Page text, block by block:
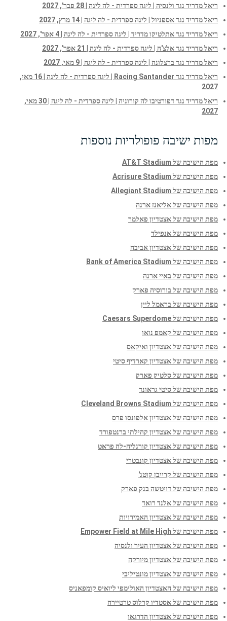
ריאל מדריד נגד ולנסיה | ליגה ספרדית - לה ליגה | 28 פבר', 2027
ריאל מדריד נגד אספניול | ליגה ספרדית - לה ליגה | 14 מרץ, 2027
ריאל מדריד נגד אתלטיקו מדריד | ליגה ספרדית - לה ליגה | 4 אפר', 2027
ריאל מדריד נגד אלצ'ה | ליגה ספרדית - לה ליגה | 21 אפר', 2027
ריאל מדריד נגד ברצלונה | ליגה ספרדית - לה ליגה | 9 מאי, 2027
ריאל מדריד נגד Racing Santander | ליגה ספרדית - לה ליגה | 16 מאי,
2027
ריאל מדריד נגד דפורטיבו לה קורוניה | ליגה ספרדית - לה ליגה | 30 מאי,
2027
מפות ישיבה פופולריות נוספות
מפת הישיבה של AT&T Stadium
מפת הישיבה של Acrisure Stadium
מפת הישיבה של Allegiant Stadium
מפת הישיבה של אליאנז ארנה
מפת הישיבה של אצטדיון פאלמר
מפת הישיבה של אנפילד
מפת הישיבה של אצטדיון אביבה
מפת הישיבה של Bank of America Stadium
מפת הישיבה של באיי ארנה
מפת הישיבה של בורוסיה פארק
מפת הישיבה של בראמל ליין
מפת הישיבה של Caesars Superdome
מפת הישיבה של קאמפ נואו
מפת הישיבה של אצטדיון ואיקאס
מפת הישיבה של אצטדיון קארדיף סיטי
מפת הישיבה של סלטיק פארק
מפת הישיבה של סיטי גראונד
מפת הישיבה של Cleveland Browns Stadium
מפת הישיבה של אצטדיון אלפונסו פרס
מפת הישיבה של אצטדיון קהילתי ברנטפורד
מפת הישיבה של אצטדיון קורנליה-לה פראט
מפת הישיבה של אצטדיון קונבטרי
מפת הישיבה של קרייבן קוטג'
מפת הישיבה של דויטשה בנק פארק
מפת הישיבה של אלנד רואד
מפת הישיבה של אצטדיון האמירויות
מפת הישיבה של Empower Field at Mile High
מפת הישיבה של אצטדיון העיר ולנסיה
מפת הישיבה של אצטדיון מיורקה
מפת הישיבה של אצטדיון מונטיליבי
מפת הישיבה של האצטדיון האולימפי ליואיס קומפאניס
מפת הישיבה של אסטדיו קרלוס טרטיירה
מפת הישיבה של אצטדיון הדרגאו